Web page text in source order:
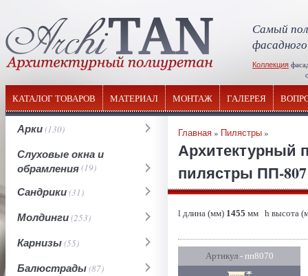
Самый
Коллекция
КАТАЛОГ ТОВАРОВ МАТЕРИАЛ МОНТАЖ ГАЛЕРЕЯ
Арки(130)
Слуховые окна и
обрамления(19)
Сандрики(31)
Молдинги(253)
Карнизы(55)
Балюстрады(87)
Главная» Пилястры»
Архитектурный
пилястры ПП-
l длина (мм) 1455 мм h высота
Артикул- пп8070